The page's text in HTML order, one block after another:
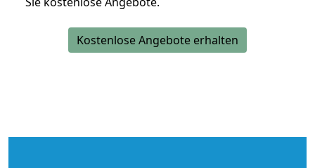
Kostenlose Angebote erhalten